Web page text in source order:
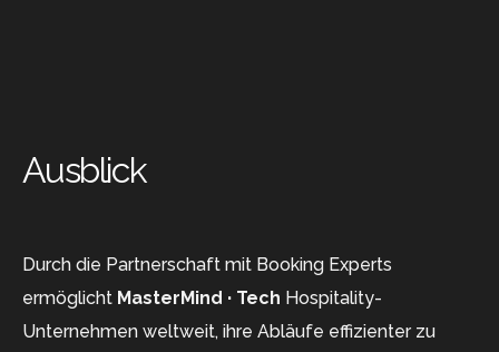
Ausblick
Durch die Partnerschaft mit Booking Experts
ermöglicht MasterMind · Tech Hospitality-
Unternehmen weltweit, ihre Abläufe effizienter zu